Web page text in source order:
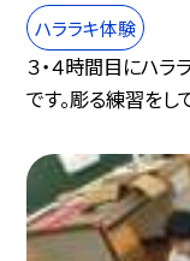
ハララキ体験
３・４時間目にハ
です。彫る練習をし